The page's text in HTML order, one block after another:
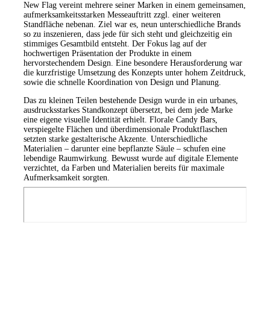
New Flag vereint mehrere seiner Marken in einem gemeinsamen,
aufmerksamkeitsstarken Messeauftritt zzgl. einer weiteren
Standfläche nebenan. Ziel war es, neun unterschiedliche Brands
so zu inszenieren, dass jede für sich steht und gleichzeitig ein
stimmiges Gesamtbild entsteht. Der Fokus lag auf der
hochwertigen Präsentation der Produkte in einem
hervorstechendem Design. Eine besondere Herausforderung war
die kurzfristige Umsetzung des Konzepts unter hohem Zeitdruck,
sowie die schnelle Koordination von Design und Planung.
Das zu kleinen Teilen bestehende Design wurde in ein urbanes,
ausdrucksstarkes Standkonzept übersetzt, bei dem jede Marke
eine eigene visuelle Identität erhielt. Florale Candy Bars,
verspiegelte Flächen und überdimensionale Produktflaschen
setzten starke gestalterische Akzente. Unterschiedliche
Materialien – darunter eine bepflanzte Säule – schufen eine
lebendige Raumwirkung. Bewusst wurde auf digitale Elemente
verzichtet, da Farben und Materialien bereits für maximale
Aufmerksamkeit sorgten.